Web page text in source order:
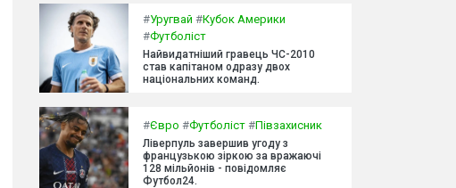
#Уругвай #Кубок Америки
#Футболіст
Найвидатніший гравець ЧС-2010
став капітаном одразу двох
національних команд.
#Євро #Футболіст #Півзахисник
Ліверпуль завершив угоду з
французькою зіркою за вражаючі
128 мільйонів - повідомляє
Футбол24.